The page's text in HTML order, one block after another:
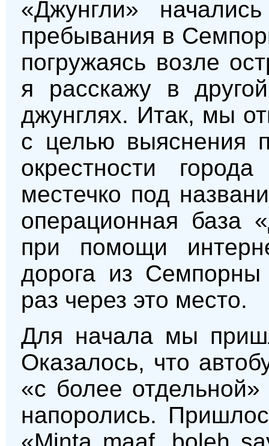
«Джунгли»
пребывания в
погружаясь возле
я расскажу в
джунглях. Итак, мы
с целью выяснения
окрестности
местечко под
операционная база
при помощи
дорога из
раз через это место.
Для начала мы
Оказалось, что
«с более
напоролись.